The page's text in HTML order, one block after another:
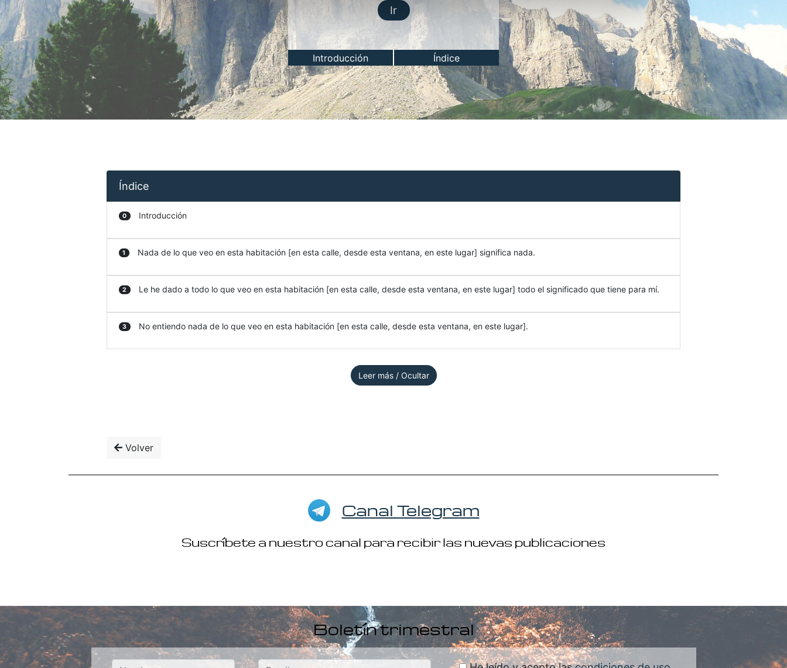
Ir
Introducción Índice
Índice
0 Introducción
1 Nada de lo que veo en esta habitación [en esta calle, desde esta ventana, en este lugar] significa nada.
2 Le he dado a todo lo que veo en esta habitación [en esta calle, desde esta ventana, en este lugar] todo el significado que tiene para mí.
3 No entiendo nada de lo que veo en esta habitación [en esta calle, desde esta ventana, en este lugar].
Leer más / Ocultar
Volver
Canal Telegram
Suscríbete a nuestro canal para recibir las nuevas publicaciones
Boletín trimestral